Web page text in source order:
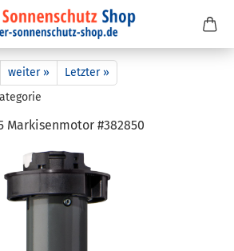
weiter »
Letzter »
Mar­ki­sen­mo­tor #382850